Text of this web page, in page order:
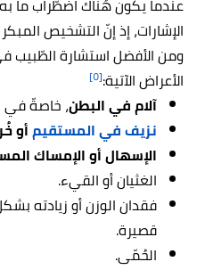
عندما يكون هُناك اضطّراب ما
الإشارات، إذ إنّ التشخيص
ومن الأفضل استشارة الطّبيب
الأعراض الآتية:[٥]
آلام في البطن، خاصةّ في
نزيف في المستقيمأو
الإسهال أو الإمساك
الغثيان أو القيء.
فقدان الوزن أو زيادته
قصيرة.
الحُمّى.